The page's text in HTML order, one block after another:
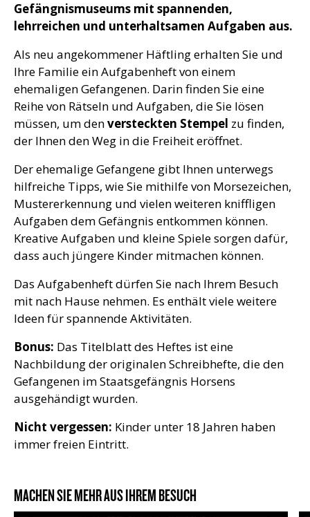
Gefängnismuseums mit spannenden,
lehrreichen und unterhaltsamen Aufgaben aus.
Als neu angekommener Häftling erhalten Sie und
Ihre Familie ein Aufgabenheft von einem
ehemaligen Gefangenen. Darin finden Sie eine
Reihe von Rätseln und Aufgaben, die Sie lösen
müssen, um denversteckten Stempel zu finden,
der Ihnen den Weg in die Freiheit eröffnet.
Der ehemalige Gefangene gibt Ihnen unterwegs
hilfreiche Tipps, wie Sie mithilfe von Morsezeichen,
Mustererkennung und vielen weiteren kniffligen
Aufgaben dem Gefängnis entkommen können.
Kreative Aufgaben und kleine Spiele sorgen dafür,
dass auch jüngere Kinder mitmachen können.
Das Aufgabenheft dürfen Sie nach Ihrem Besuch
mit nach Hause nehmen. Es enthält viele weitere
Ideen für spannende Aktivitäten.
Bonus: Das Titelblatt des Heftes ist eine
Nachbildung der originalen Schreibhefte, die den
Gefangenen im Staatsgefängnis Horsens
ausgehändigt wurden.
Nicht vergessen: Kinder unter 18 Jahren haben
immer freien Eintritt.
MACHEN SIE MEHR AUS IHREM BESUCH